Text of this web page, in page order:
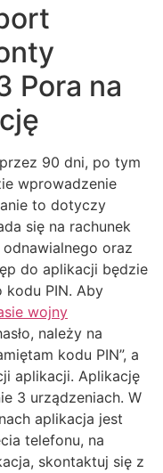
Pora na
90 dni, po tym
wprowadzenie
to dotyczy
się na rachunek
oraz
do aplikacji będzie
kodu PIN. Aby
wojny
należy na
kodu PIN”, a
aplikacji. Aplikację
3 urządzeniach. W
aplikacja jest
telefonu, na
skontaktuj się z